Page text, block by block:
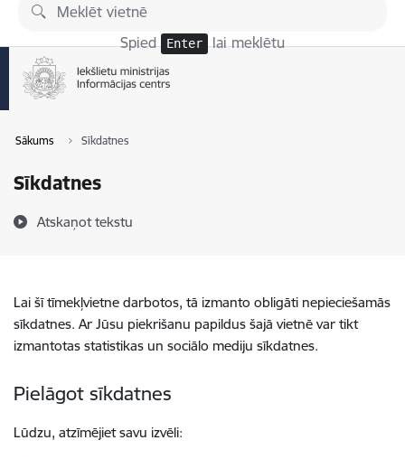
Pāriet uz lapas saturu
Spied Enter lai meklētu
Sākums Sīkdatnes
Sīkdatnes
Atskaņot tekstu
Lai šī tīmekļvietne darbotos, tā izmanto obligāti nepieciešamās
sīkdatnes. Ar Jūsu piekrišanu papildus šajā vietnē var tikt
izmantotas statistikas un sociālo mediju sīkdatnes.
Pielāgot sīkdatnes
Lūdzu, atzīmējiet savu izvēli: